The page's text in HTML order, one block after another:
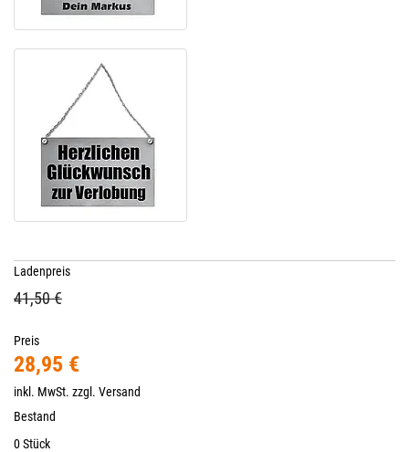
Ladenpreis
41,50 €
Preis
28,95 €
inkl. MwSt. zzgl. Versand
Bestand
0 Stück